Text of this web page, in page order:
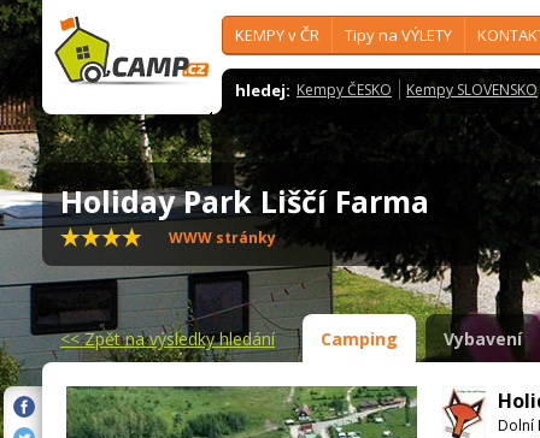
KEMPY v ČR Tipy na VÝLETY
hledej: Kempy ČESKO Kempy SLOVENSKO
Holiday Park Liščí Farma
WWW stránky
<<Zpět na výsledky hledání Camping Vybavení
Dolní